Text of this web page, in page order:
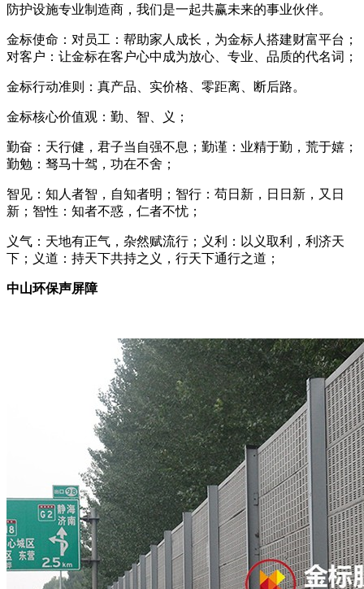
防护设施专业制造商，我们是一起共赢未来的事业伙伴。
金标使命：对员工：帮助家人成长，为金标人搭建财富平台；
对客户：让金标在客户心中成为放心、专业、品质的代名词；
金标行动准则：真产品、实价格、零距离、断后路。
金标核心价值观：勤、智、义；
勤奋：天行健，君子当自强不息；勤谨：业精于勤，荒于嬉；
勤勉：驽马十驾，功在不舍；
智见：知人者智，自知者明；智行：苟日新，日日新，又日
新；智性：知者不惑，仁者不忧；
义气：天地有正气，杂然赋流行；义利：以义取利，利济天
下；义道：持天下共持之义，行天下通行之道；
中山环保声屏障